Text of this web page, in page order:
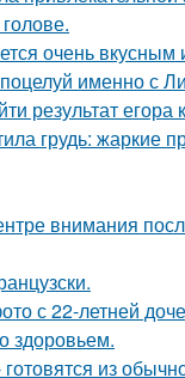
очень вкусным
именно с
результат егора
грудь:
внимания
с 22-летней
здоровьем.
из